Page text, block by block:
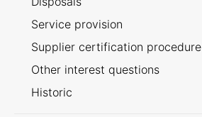
Service provision
Supplier certification procedure
Other interest questions
Historic